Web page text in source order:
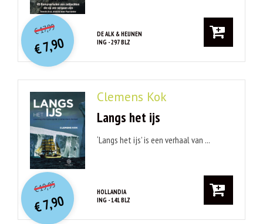
DE ALK & HEIJNEN
ING - 297 BLZ
€17,99O
orspr
onkelijke
prijs
was:
€ 17,99.
€7,90
Huidige
prijs
is:
€ 7,90.
Clemens Kok
Langs het ijs
‘Langs het ijs’ is een verhaal van ...
HOLLANDIA
ING - 141 BLZ
€19,95O
orspr
onkelijke
prijs
was:
€ 19,95.
€7,90
Huidige
prijs
is:
€ 7,90.